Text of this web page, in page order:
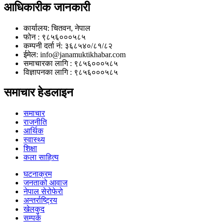
आधिकारीक जानकारी
कार्यालय: चितवन, नेपाल
फोन : ९८५६०००५८५
कम्पनी दर्ता नं: ३६८५४०/८१/८२
ईमेल: info@janamuktikhabar.com
समाचारका लागि : ९८५६०००५८५
विज्ञापनका लागि : ९८५६०००५८५
समाचार हेडलाइन
समाचार
राजनीति
आर्थिक
स्वास्थ्य
शिक्षा
कला साहित्य
घटनाक्रम
जनताको आवाज
नेपाल सेरोफेरो
अन्तर्राष्ट्रिय
खेलकुद
सम्पर्क